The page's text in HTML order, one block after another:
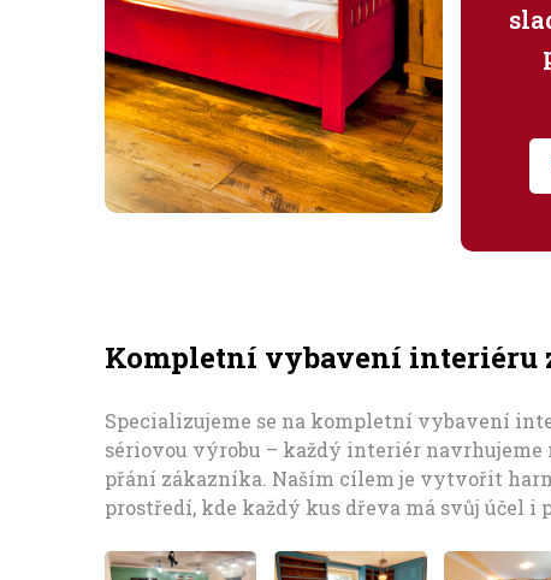
Kompletní vybavení interiéru
Specializujeme se na kompletní vybavení
sériovou výrobu – každý interiér navrhujeme
přání zákazníka. Naším cílem je vytvořit
prostředí, kde každý kus dřeva má svůj účel i